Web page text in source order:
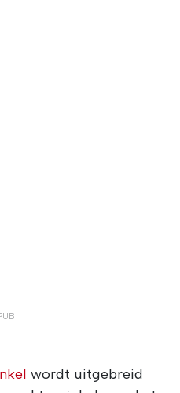
wordt uitgebreid